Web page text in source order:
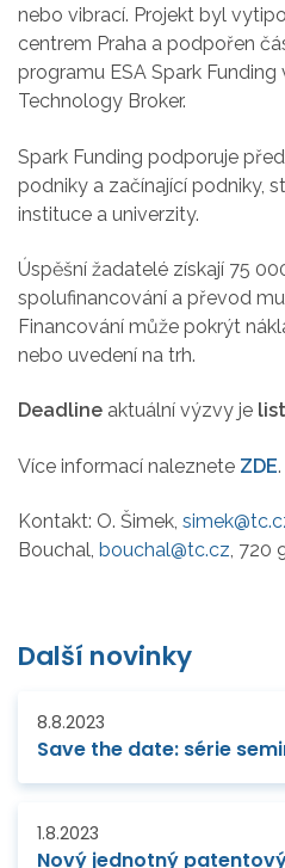
nebo vibrací. Projekt byl
centrem Praha a podpořen
programu ESA Spark
Technology Broker.
Spark Funding podporuje
podniky a začínající podniky,
instituce a univerzity.
Úspěšní žadatelé získají 75
spolufinancování a převod
Financování může pokrýt
nebo uvedení na trh.
Deadline aktuální výzvy je
Více informací naleznete ZDE.
Kontakt: O. Šimek,
Bouchal, bouchal@tc.cz, 720
Další novinky
8.8.2023
1.8.2023